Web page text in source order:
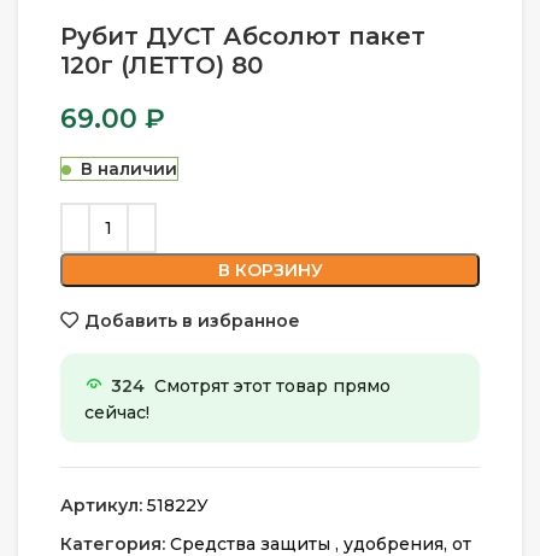
Рубит ДУСТ Абсолют пакет
120г (ЛЕТТО) 80
69.00 ₽
В наличии
В КОРЗИНУ
Добавить в избранное
324 Смотрят этот товар прямо
сейчас!
Артикул: 51822У
Категория: Средства защиты , удобрения, от